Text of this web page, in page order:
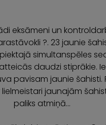
eksāmeni un
?. 23 jaunie
simultanspēles
daudzi stiprākie.
pavisam jaunie šahisti.
jaunajām
paliks atmiņā…